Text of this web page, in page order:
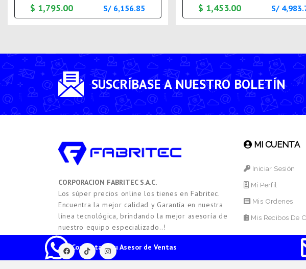
$ 1,795.00 S/ 6,156.85 $ 1,453.00 S/
SUSCRÍBASE A NUESTRO BOLETÍN
Contacta a tu Asesor de Ventas
CORPORACION FABRITEC S.A.C.
Los súper precios online los tienes en Fabritec.
Encuentra la mejor calidad y Garantía en nuestra
línea tecnológica, brindando la mejor asesoría de
nuestro equipo especializado..!
MI CUENTA
Iniciar Sesión
Mi Perfil
Mis Ordenes
Mis Recibos De